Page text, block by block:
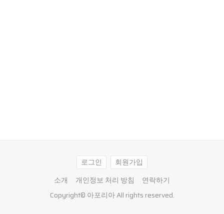
로그인
회원가입
소개
개인정보 처리 방침
연락하기
Copyright© 아포리아All rights reserved.